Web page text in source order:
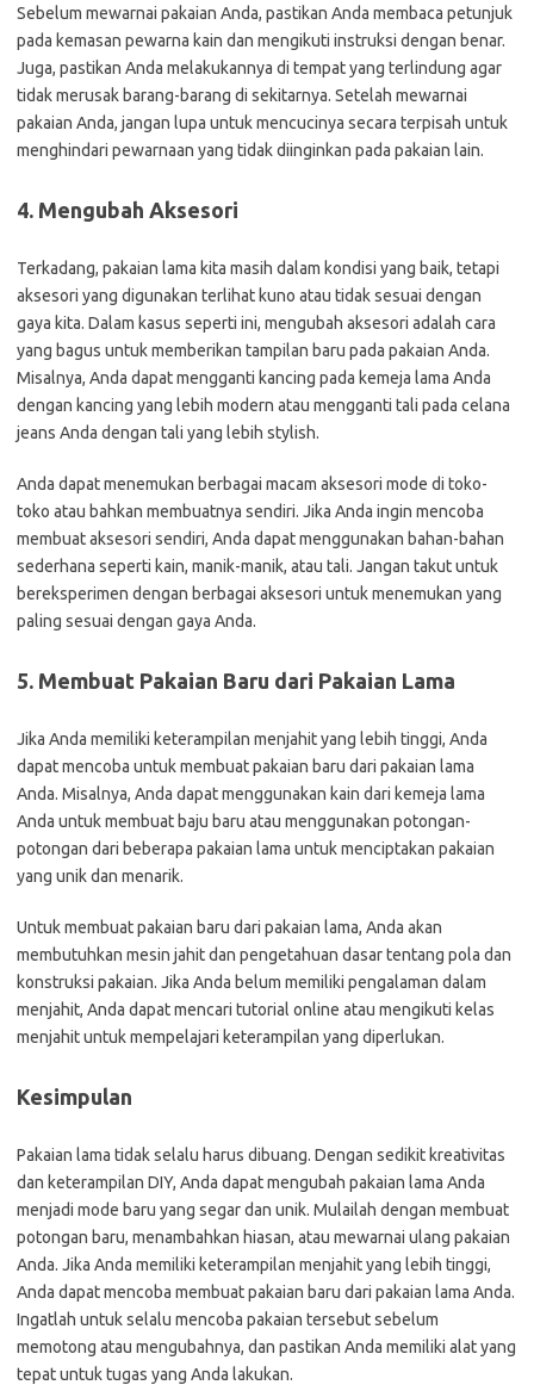
Sebelum mewarnai pakaian Anda, pastikan Anda membaca petunjuk
pada kemasan pewarna kain dan mengikuti instruksi dengan benar.
Juga, pastikan Anda melakukannya di tempat yang terlindung agar
tidak merusak barang-barang di sekitarnya. Setelah mewarnai
pakaian Anda, jangan lupa untuk mencucinya secara terpisah untuk
menghindari pewarnaan yang tidak diinginkan pada pakaian lain.
4. Mengubah Aksesori
Terkadang, pakaian lama kita masih dalam kondisi yang baik, tetapi
aksesori yang digunakan terlihat kuno atau tidak sesuai dengan
gaya kita. Dalam kasus seperti ini, mengubah aksesori adalah cara
yang bagus untuk memberikan tampilan baru pada pakaian Anda.
Misalnya, Anda dapat mengganti kancing pada kemeja lama Anda
dengan kancing yang lebih modern atau mengganti tali pada celana
jeans Anda dengan tali yang lebih stylish.
Anda dapat menemukan berbagai macam aksesori mode di toko-
toko atau bahkan membuatnya sendiri. Jika Anda ingin mencoba
membuat aksesori sendiri, Anda dapat menggunakan bahan-bahan
sederhana seperti kain, manik-manik, atau tali. Jangan takut untuk
bereksperimen dengan berbagai aksesori untuk menemukan yang
paling sesuai dengan gaya Anda.
5. Membuat Pakaian Baru dari Pakaian Lama
Jika Anda memiliki keterampilan menjahit yang lebih tinggi, Anda
dapat mencoba untuk membuat pakaian baru dari pakaian lama
Anda. Misalnya, Anda dapat menggunakan kain dari kemeja lama
Anda untuk membuat baju baru atau menggunakan potongan-
potongan dari beberapa pakaian lama untuk menciptakan pakaian
yang unik dan menarik.
Untuk membuat pakaian baru dari pakaian lama, Anda akan
membutuhkan mesin jahit dan pengetahuan dasar tentang pola dan
konstruksi pakaian. Jika Anda belum memiliki pengalaman dalam
menjahit, Anda dapat mencari tutorial online atau mengikuti kelas
menjahit untuk mempelajari keterampilan yang diperlukan.
Kesimpulan
Pakaian lama tidak selalu harus dibuang. Dengan sedikit kreativitas
dan keterampilan DIY, Anda dapat mengubah pakaian lama Anda
menjadi mode baru yang segar dan unik. Mulailah dengan membuat
potongan baru, menambahkan hiasan, atau mewarnai ulang pakaian
Anda. Jika Anda memiliki keterampilan menjahit yang lebih tinggi,
Anda dapat mencoba membuat pakaian baru dari pakaian lama Anda.
Ingatlah untuk selalu mencoba pakaian tersebut sebelum
memotong atau mengubahnya, dan pastikan Anda memiliki alat yang
tepat untuk tugas yang Anda lakukan.